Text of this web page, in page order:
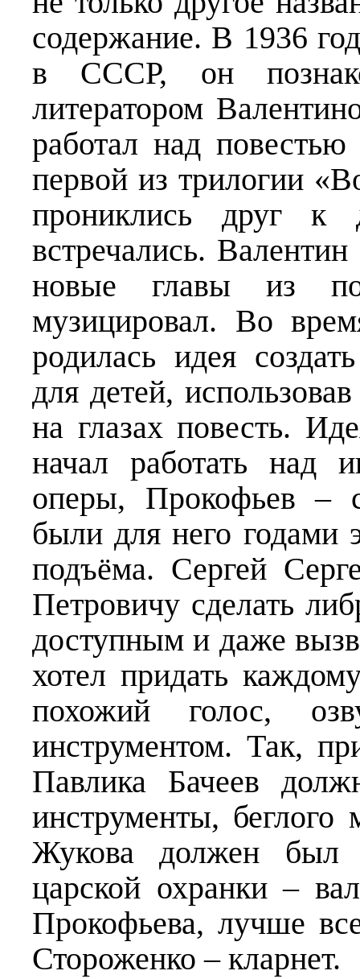
содержание. В 1936
в СССР, он
литератором
работал над
первой из трилогии
прониклись друг к
встречались.
новые главы из
музицировал. Во
родилась идея
для детей,
на глазах повесть.
начал работать над
оперы, Прокофьев –
были для него годами
подъёма. Сергей
Петровичу сделать
доступным и даже
хотел придать
похожий голос,
инструментом. Так,
Павлика Бачеев
инструменты, беглого
Жукова должен был
царской охранки –
Прокофьева, лучше
Стороженко – кларнет.